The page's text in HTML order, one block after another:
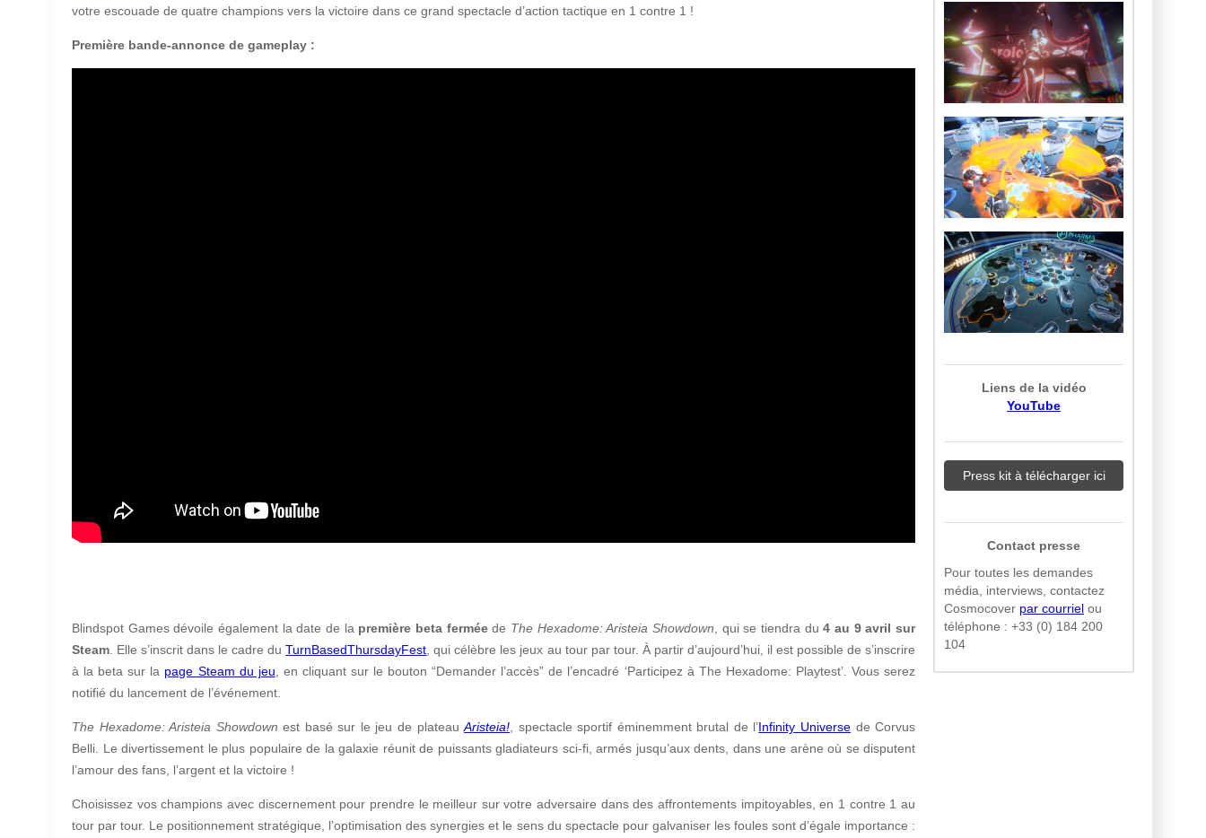
votre escouade de quatre champions vers la victoire dans ce grand spectacle d’action tactique en 1 contre 1 !
Première bande-annonce de gameplay :
Blindspot Games dévoile également la date de la première beta ferméede The Hexadome: Aristeia Showdown , qui se tiendra du4 au 9 avril sur
Steam . Elle s’inscrit dans le cadre duTurnBasedThursdayFest , qui célèbre les jeux au tour par tour. À partir d’aujourd’hui, il est possible de s’inscrire
à la beta sur la page Steam du jeu , en cliquant sur le bouton “Demander l’accès” de l’encadré ‘Participez à The Hexadome: Playtest’. Vous serez
notifié du lancement de l’événement.
The Hexadome: Aristeia Showdown est basé sur le jeu de plateau Aristeia! , spectacle sportif éminemment brutal de l’Infinity Universede Corvus
Belli. Le divertissement le plus populaire de la galaxie réunit de puissants gladiateurs sci-fi, armés jusqu’aux dents, dans une arène où se disputent
l’amour des fans, l’argent et la victoire !
Choisissez vos champions avec discernement pour prendre le meilleur sur votre adversaire dans des affrontements impitoyables, en 1 contre 1 au
tour par tour. Le positionnement stratégique, l’optimisation des synergies et le sens du spectacle pour galvaniser les foules sont d’égale importance :
Liens de la vidéo
YouTube
Press kit à télécharger ici
Contact presse
Pour toutes les demandes
média, interviews, contactez
Cosmocover par courriel ou
téléphone : +33 (0) 184 200
104